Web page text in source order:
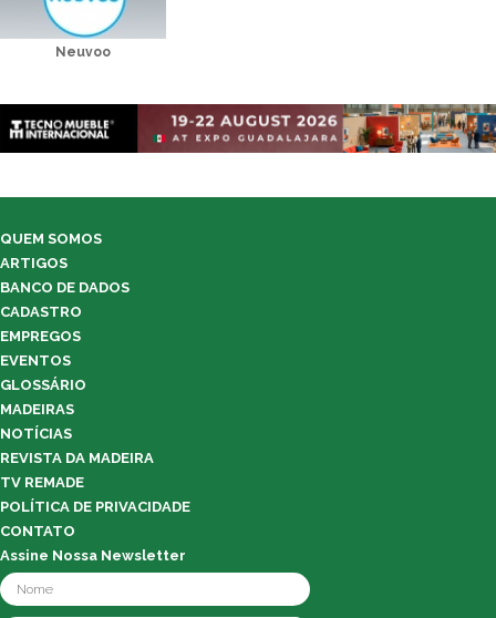
Neuvoo
QUEM SOMOS
ARTIGOS
BANCO DE DADOS
CADASTRO
EMPREGOS
EVENTOS
GLOSSÁRIO
MADEIRAS
NOTÍCIAS
REVISTA DA MADEIRA
TV REMADE
POLÍTICA DE PRIVACIDADE
CONTATO
Assine Nossa Newsletter